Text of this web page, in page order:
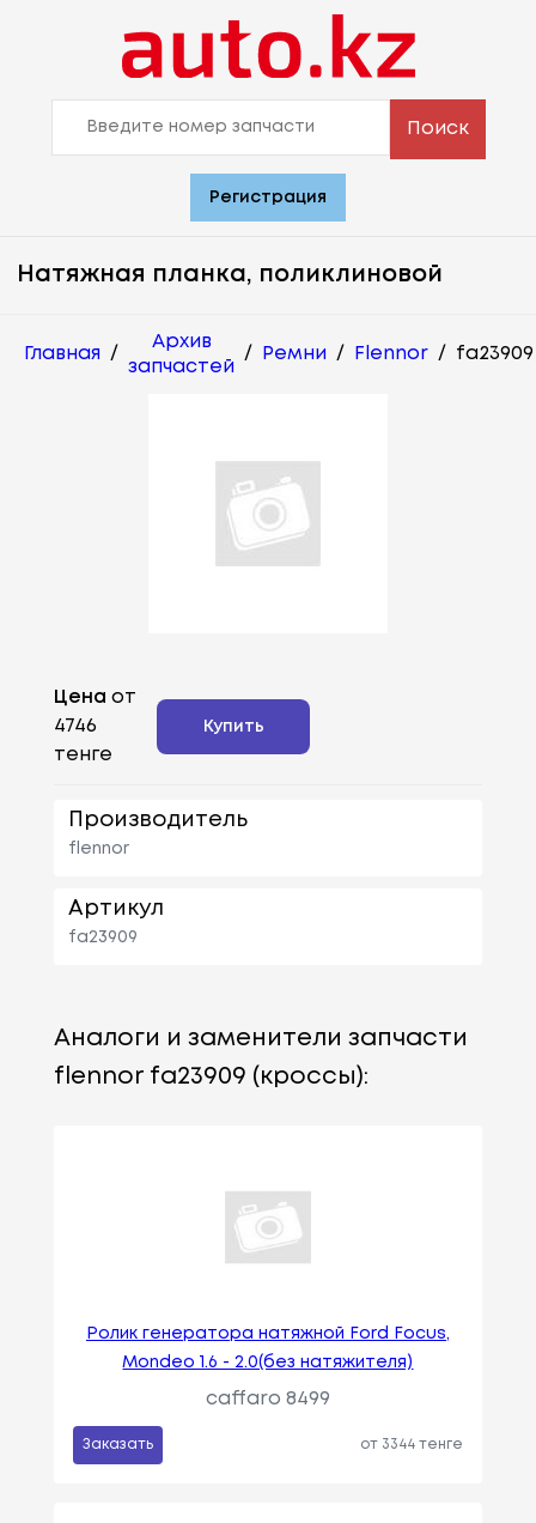
Поиск
Регистрация
Натяжная планка, поликлиновой
Главная /
Архив
запчастей
/ Ремни / Flennor / fa23909
Цена от
4746
тенге
Купить
Производитель
flennor
Артикул
fa23909
Аналоги и заменители запчасти
flennor fa23909 (кроссы):
Ролик генератора натяжной Ford Focus,
Mondeo 1.6 - 2.0(без натяжителя)
caffaro 8499
Заказать от 3344 тенге